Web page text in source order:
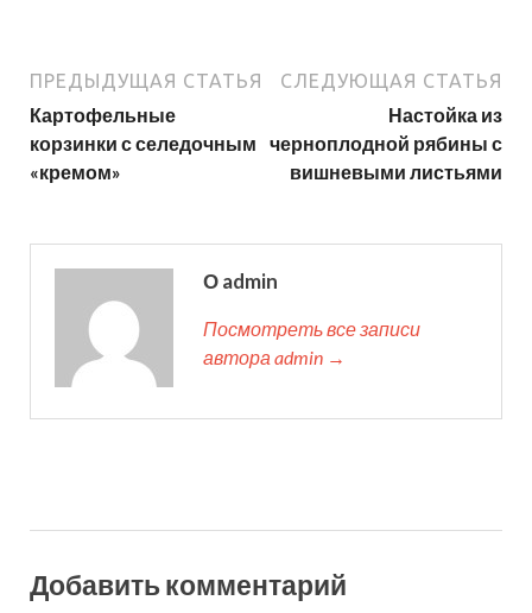
ПРЕДЫДУЩАЯ СТАТЬЯ
Картофельные
корзинки с селедочным
«кремом»
СЛЕДУЮЩАЯ СТАТЬЯ
Настойка из
черноплодной рябины с
вишневыми листьями
О admin
Посмотреть все записи
автора admin →
Добавить комментарий